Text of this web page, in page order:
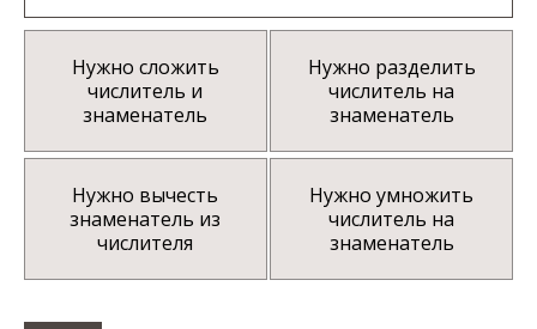
Нужно сложить
числитель и
знаменатель
Нужно разделить
числитель на
знаменатель
Нужно вычесть
знаменатель из
числителя
Нужно умножить
числитель на
знаменатель